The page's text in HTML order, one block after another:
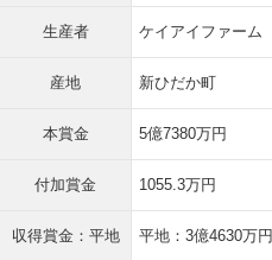
生産者 ケイアイファーム
産地 新ひだか町
本賞金 5億7380万円
付加賞金 1055.3万円
収得賞金：平地 平地：3億4630万円